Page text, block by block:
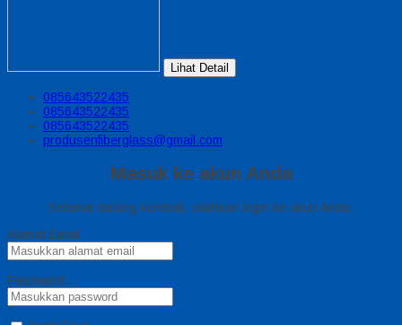
Lihat Detail
085643522435
085643522435
085643522435
produsenfiberglass@gmail.com
Masuk ke akun Anda
Selamat datang kembali, silahkan login ke akun Anda.
Alamat Email
Password